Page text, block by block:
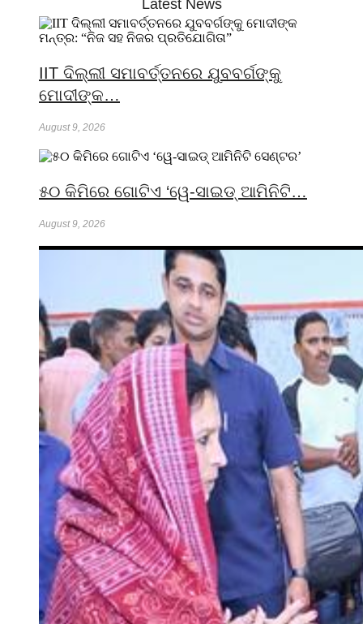
Latest News
IIT ଦିଲ୍ଲୀ ସମାବର୍ତ୍ତନରେ ଯୁବବର୍ଗଙ୍କୁ
ମୋଦୀଙ୍କ…
August 9, 2026
୫୦ କିମିରେ ଗୋଟିଏ ‘ୱେ-ସାଇଡ୍ ଆମିନିଟି…
August 9, 2026